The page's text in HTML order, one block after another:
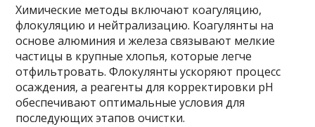
Химические методы включают коагуляцию,
флокуляцию и нейтрализацию. Коагулянты на
основе алюминия и железа связывают мелкие
частицы в крупные хлопья, которые легче
отфильтровать. Флокулянты ускоряют процесс
осаждения, а реагенты для корректировки pH
обеспечивают оптимальные условия для
последующих этапов очистки.